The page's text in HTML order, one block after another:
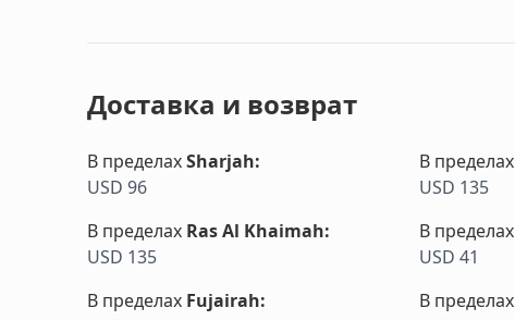
Доставка и возврат
В пределахSharjah:
USD 96
В пределах
USD 135
В пределах Ras Al Khaimah:
USD 135
В пределах
USD 41
В пределах Fujairah:
В пределах